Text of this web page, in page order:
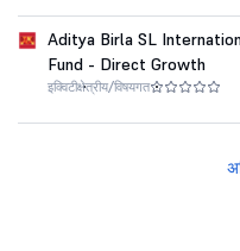
Aditya Birla SL
Fund - Direct Growth
इक्विटीक्षेत्रीय/विषयगत